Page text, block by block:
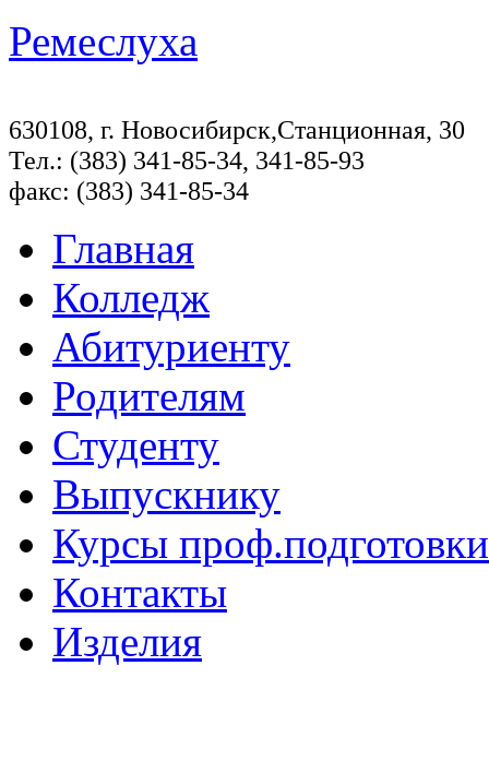
Ремеслуха
630108, г. Новосибирск,Станционная, 30
Тел.: (383) 341-85-34, 341-85-93
факс: (383) 341-85-34
Главная
Колледж
Абитуриенту
Родителям
Студенту
Выпускнику
Курсы проф.подготовки
Контакты
Изделия